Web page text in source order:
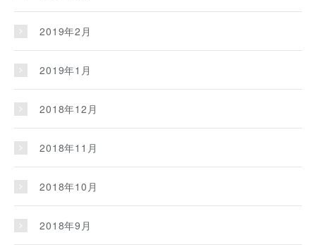
2019年2月
2019年1月
2018年12月
2018年11月
2018年10月
2018年9月